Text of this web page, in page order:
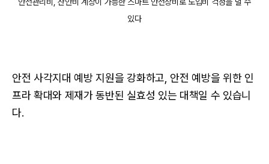
있다
안전 사각지대 예방 지원을 강화하고, 안전 예방을 위한 인
프라 확대와 제재가 동반된 실효성 있는 대책일 수 있습니
다.